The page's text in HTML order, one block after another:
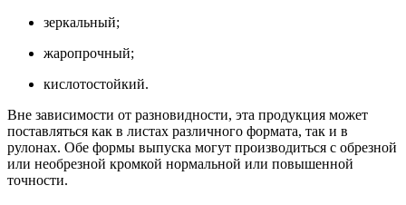
зеркальный;
жаропрочный;
кислотостойкий.
Вне зависимости от разновидности, эта продукция может
поставляться как в листах различного формата, так и в
рулонах. Обе формы выпуска могут производиться с обрезной
или необрезной кромкой нормальной или повышенной
точности.